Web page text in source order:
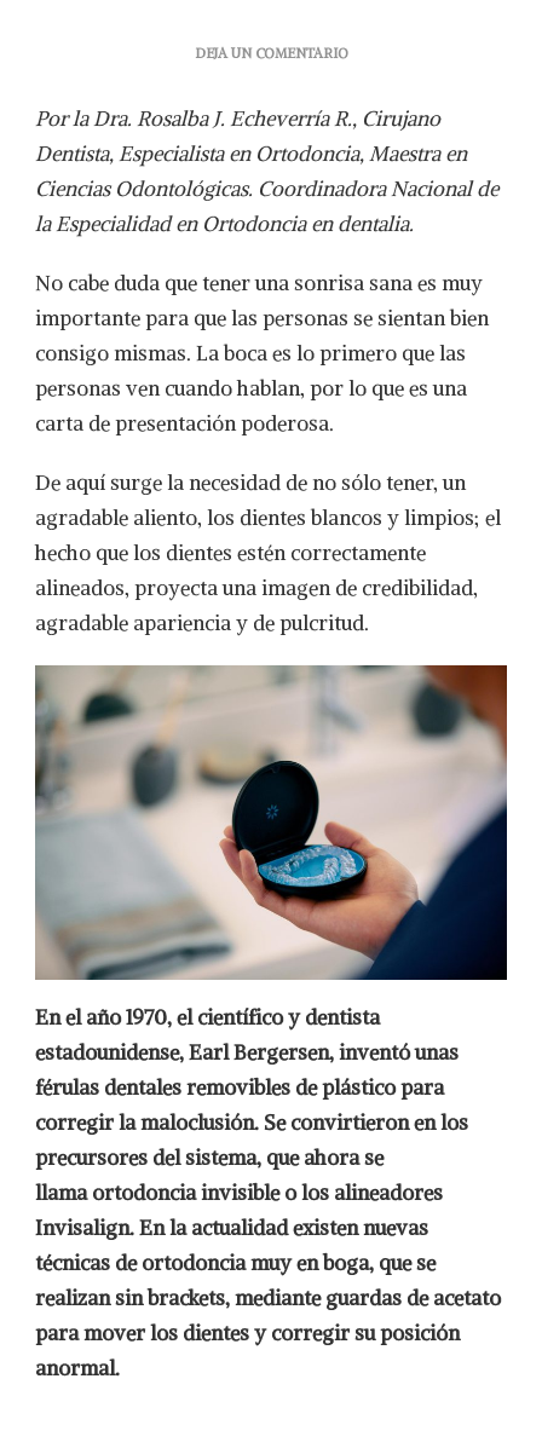
DEJA UN COMENTARIOEN
LA
ORTODONCIA
INVISIBLE
Por la Dra. Rosalba J. Echeverría R., Cirujano
Dentista, Especialista en Ortodoncia, Maestra en
Ciencias Odontológicas. Coordinadora Nacional de
la Especialidad en Ortodoncia en dentalia.
No cabe duda que tener una sonrisa sana es muy
importante para que las personas se sientan bien
consigo mismas. La boca es lo primero que las
personas ven cuando hablan, por lo que es una
carta de presentación poderosa.
De aquí surge la necesidad de no sólo tener, un
agradable aliento, los dientes blancos y limpios; el
hecho que los dientes estén correctamente
alineados, proyecta una imagen de credibilidad,
agradable apariencia y de pulcritud.
En el año 1970, el científico y dentista
estadounidense, Earl Bergersen, inventó unas
férulas dentales removibles de plástico para
corregir la maloclusión. Se convirtieron en los
precursores del sistema, que ahora se
llama ortodoncia invisible o los alineadores
Invisalign. En la actualidad existen nuevas
técnicas de ortodoncia muy en boga, que se
realizan sin brackets, mediante guardas de acetato
para mover los dientes y corregir su posición
anormal.